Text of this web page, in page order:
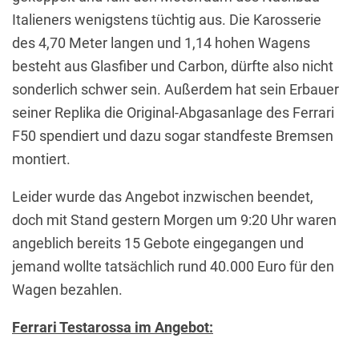
Italieners wenigstens tüchtig aus. Die Karosserie
des 4,70 Meter langen und 1,14 hohen Wagens
besteht aus Glasfiber und Carbon, dürfte also nicht
sonderlich schwer sein. Außerdem hat sein Erbauer
seiner Replika die Original-Abgasanlage des Ferrari
F50 spendiert und dazu sogar standfeste Bremsen
montiert.
Leider wurde das Angebot inzwischen beendet,
doch mit Stand gestern Morgen um 9:20 Uhr waren
angeblich bereits 15 Gebote eingegangen und
jemand wollte tatsächlich rund 40.000 Euro für den
Wagen bezahlen.
Ferrari Testarossa im Angebot: